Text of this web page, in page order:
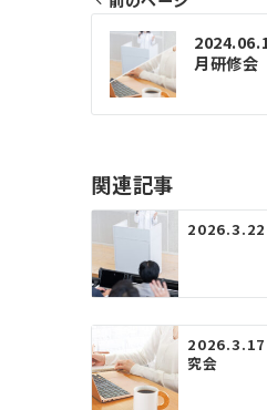
投
稿
ナ
ゲ
ー
シ
ョ
ン
月研修会
関連記事
2026.3.22
2026.3.17
究会